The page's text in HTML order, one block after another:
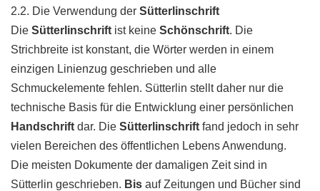
2.2. Die Verwendung der Sütterlinschrift
Die Sütterlinschrift ist keine Schönschrift. Die
Strichbreite ist konstant, die Wörter werden in einem
einzigen Linienzug geschrieben und alle
Schmuckelemente fehlen. Sütterlin stellt daher nur die
technische Basis für die Entwicklung einer persönlichen
Handschrift dar. Die Sütterlinschrift fand jedoch in sehr
vielen Bereichen des öffentlichen Lebens Anwendung.
Die meisten Dokumente der damaligen Zeit sind in
Sütterlin geschrieben. Bis auf Zeitungen und Bücher sind